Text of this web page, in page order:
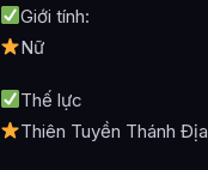
Giới tính:
Nữ
Thế lực
Thiên Tuyền Thánh Địa